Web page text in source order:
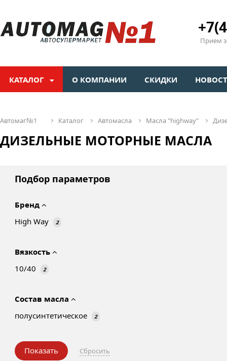
Прием
КАТАЛОГ О КОМПАНИИ СКИДКИ
автомаг№1 каталог автомасла масла "highway"
ДИЗЕЛЬНЫЕ МОТОРНЫЕ МАСЛА
Подбор параметров
Бренд
High Way
2
Вязкость
10/40
2
Состав масла
полусинтетическое
2